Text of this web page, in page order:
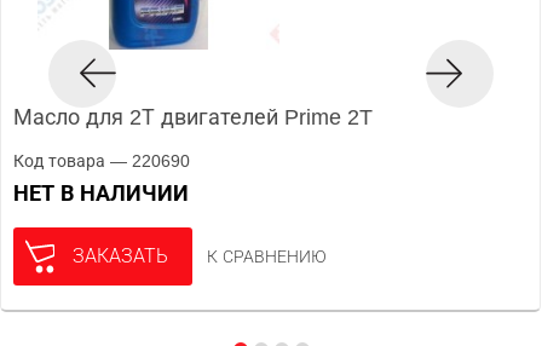
Масло для 2Т двигателей Prime 2T
Код товара — 220690
НЕТ В НАЛИЧИИ
ЗАКАЗАТЬ К СРАВНЕНИЮ